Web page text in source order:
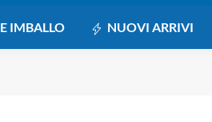
IMBALLO NUOVI ARRIVI